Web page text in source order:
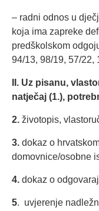
– radni odnos u
koja ima zapreke
predškolskom
94/13, 98/19, 57/22,
II. Uz pisanu,
natječaj (1.),
2. životopis,
3. dokaz o
domovnice/osobne
4. dokaz o
5. uvjerenje